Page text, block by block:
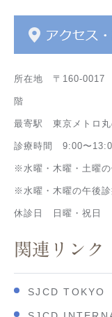
所在地 〒160-0017
階
最寄駅 東京メトロ丸
診療時間 9:00〜
※水曜・木曜・土曜
※水曜・木曜の午後
休診日 日曜・祝日
関連リンク
SJCD TOKYO